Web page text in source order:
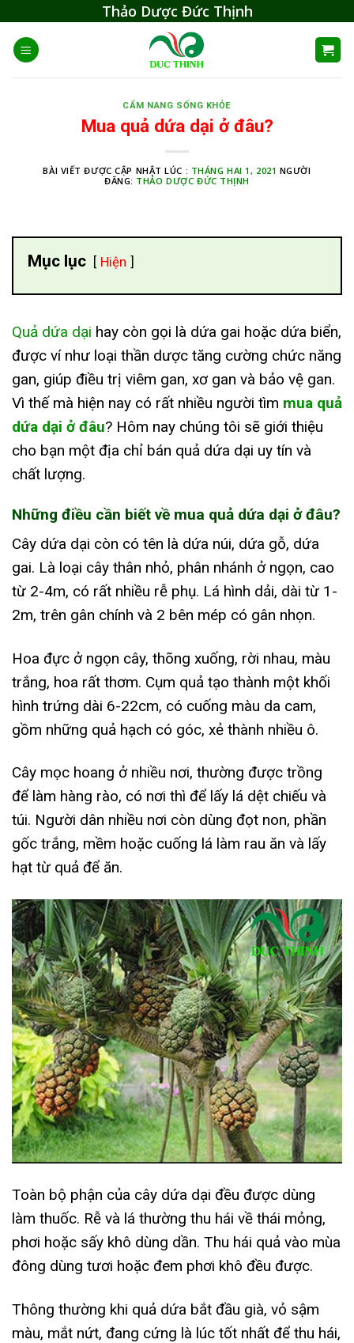
content
Thảo Dược Đức Thịnh
CẨM NANG SỐNG KHỎE
Mua quả dứa dại ở đâu?
BÀI VIẾT ĐƯỢC CẬP NHẬT LÚC : THÁNG HAI 1, 2021 NGƯỜI
ĐĂNG: THẢO DƯỢC ĐỨC THỊNH
Mục lục Hiện
Quả dứa dại hay còn gọi là dứa gai hoặc dứa biển,
được ví như loại thần dược tăng cường chức năng
gan, giúp điều trị viêm gan, xơ gan và bảo vệ gan.
Vì thế mà hiện nay có rất nhiều người tìm mua quả
dứa dại ở đâu? Hôm nay chúng tôi sẽ giới thiệu
cho bạn một địa chỉ bán quả dứa dại uy tín và
chất lượng.
Những điều cần biết về mua quả dứa dại ở đâu?
Cây dứa dại còn có tên là dứa núi, dứa gỗ, dứa
gai. Là loại cây thân nhỏ, phân nhánh ở ngọn, cao
từ 2-4m, có rất nhiều rễ phụ. Lá hình dải, dài từ 1-
2m, trên gân chính và 2 bên mép có gân nhọn.
Hoa đực ở ngọn cây, thõng xuống, rời nhau, màu
trắng, hoa rất thơm. Cụm quả tạo thành một khối
hình trứng dài 6-22cm, có cuống màu da cam,
gồm những quả hạch có góc, xẻ thành nhiều ô.
Cây mọc hoang ở nhiều nơi, thường được trồng
để làm hàng rào, có nơi thì để lấy lá dệt chiếu và
túi. Người dân nhiều nơi còn dùng đọt non, phần
gốc trắng, mềm hoặc cuống lá làm rau ăn và lấy
hạt từ quả để ăn.
Toàn bộ phận của cây dứa dại đều được dùng
làm thuốc. Rễ và lá thường thu hái về thái mỏng,
phơi hoặc sấy khô dùng dần. Thu hái quả vào mùa
đông dùng tươi hoặc đem phơi khô đều được.
Thông thường khi quả dứa bắt đầu già, vỏ sậm
màu, mắt nứt, đang cứng là lúc tốt nhất để thu hái,